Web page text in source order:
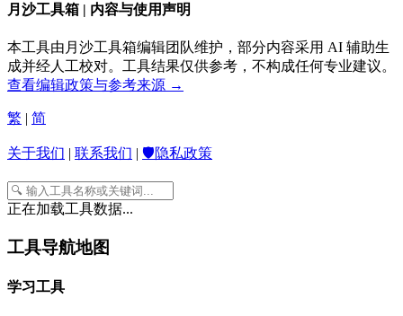
月沙工具箱 | 内容与使用声明
本工具由月沙工具箱编辑团队维护，部分内容采用 AI 辅助生
成并经人工校对。工具结果仅供参考，不构成任何专业建议。
查看编辑政策与参考来源 →
繁 | 简
关于我们 | 联系我们 | 🛡️隐私政策
正在加载工具数据...
工具导航地图
学习工具